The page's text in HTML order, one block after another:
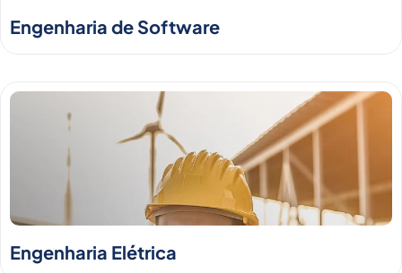
Engenharia de Software
Engenharia Elétrica